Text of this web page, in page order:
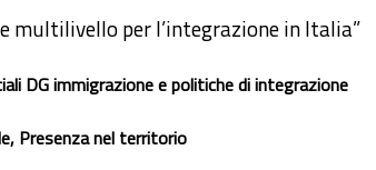
multilivello per l’integrazione in Italia”
DG immigrazione e politiche di integrazione
Presenza nel territorio